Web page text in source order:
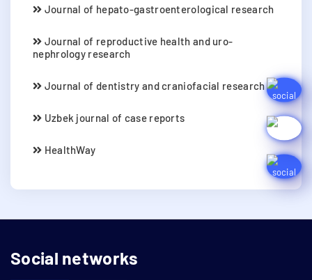
Journal of hepato-gastroenterological research
Journal of reproductive health and uro-
nephrology research
Journal of dentistry and craniofacial research
Uzbek journal of case reports
HealthWay
Social networks